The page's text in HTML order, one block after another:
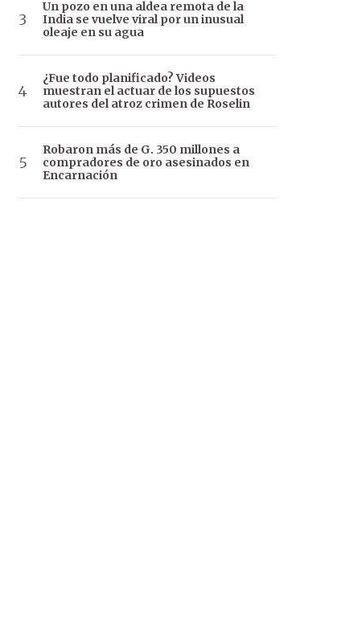
Un pozo en una aldea remota de la
India se vuelve viral por un inusual
oleaje en su agua
¿Fue todo planificado? Videos
muestran el actuar de los supuestos
autores del atroz crimen de Roselin
Robaron más de G. 350 millones a
compradores de oro asesinados en
Encarnación